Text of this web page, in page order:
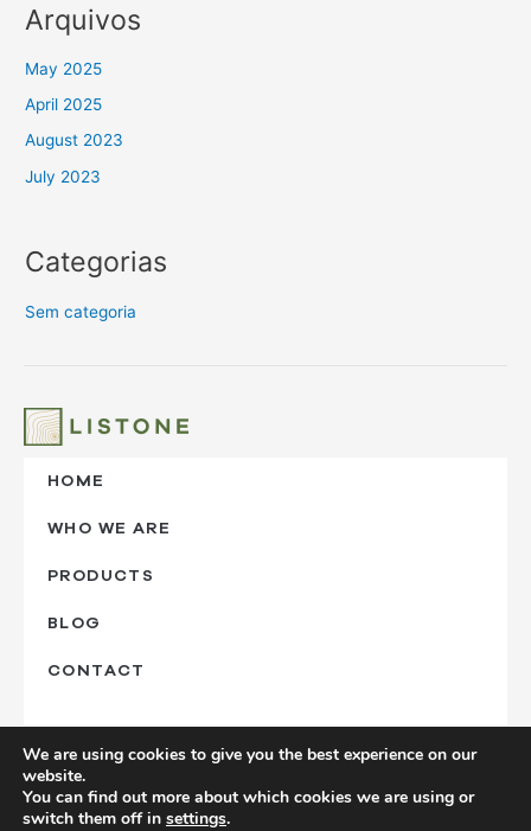
Arquivos
May 2025
April 2025
August 2023
July 2023
Categorias
Sem categoria
HOME
WHO WE ARE
PRODUCTS
BLOG
CONTACT
We are using cookies to give you the best experience on our
website.
You can find out more about which cookies we are using or
switch them off in settings.